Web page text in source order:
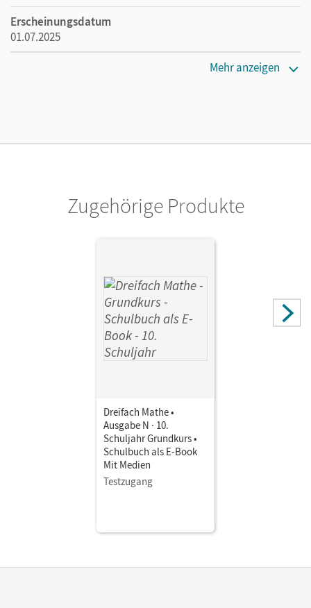
Erscheinungsdatum
01.07.2025
Mehr anzeigen
Zugehörige Produkte
Dreifach Mathe •
Ausgabe N · 10.
Schuljahr Grundkurs •
Schulbuch als E-Book
Mit Medien
Testzugang